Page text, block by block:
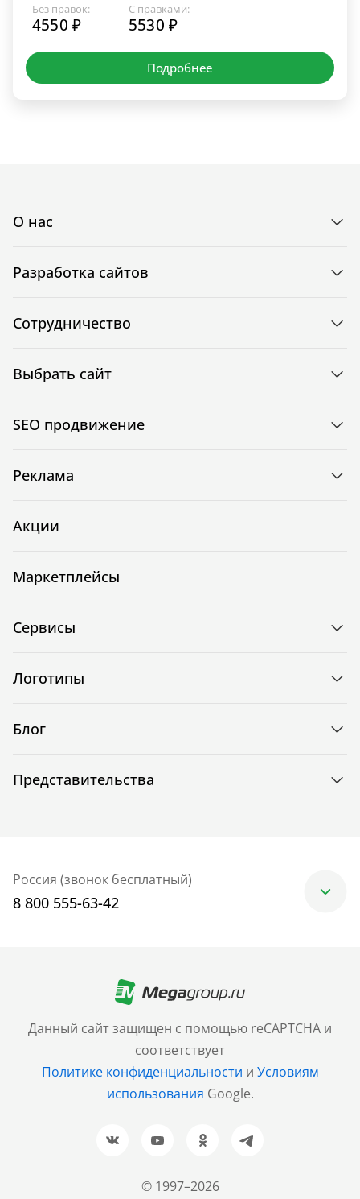
Без правок:
4550 ₽
С правками:
5530 ₽
Подробнее
© 1997–2026
Данный сайт защищен с помощью reCAPTCHA и
соответствует
Политике конфиденциальности и Условиям
использования Google.
О нас
Разработка сайтов
Сотрудничество
Выбрать сайт
SEO продвижение
Реклама
Акции
Маркетплейсы
Сервисы
Логотипы
Блог
Представительства
Россия (звонок бесплатный)
8 800 555-63-42
+7 (499) 705-30-10
Санкт-Петербург
+7 (812) 600-77-33
Барнаул
+7 (961) 999-93-93
Новосибирск